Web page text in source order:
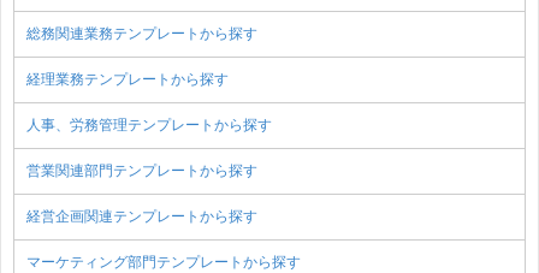
総務関連業務テンプレートから探す
経理業務テンプレートから探す
人事、労務管理テンプレートから探す
営業関連部門テンプレートから探す
経営企画関連テンプレートから探す
マーケティング部門テンプレートから探す